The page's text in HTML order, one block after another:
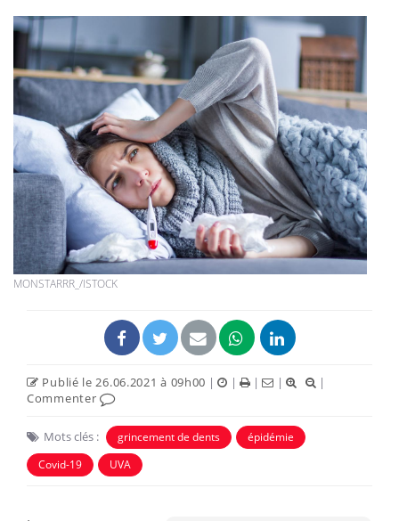
MONSTARRR_/ISTOCK
Publié le 26.06.2021 à 09h00 | | | |
|
Commenter
Mots clés : grincement de dents
épidémie
Covid-19
UVA